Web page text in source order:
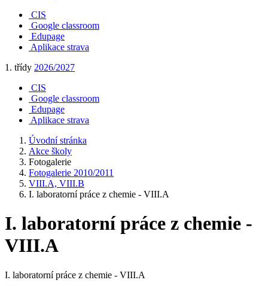
CIS
Google classroom
Edupage
Aplikace strava
1. třídy 2026/2027
CIS
Google classroom
Edupage
Aplikace strava
Úvodní stránka
Akce školy
Fotogalerie
Fotogalerie 2010/2011
VIII.A, VIII.B
I. laboratorní práce z chemie - VIII.A
I. laboratorní práce z chemie -
VIII.A
I. laboratorní práce z chemie - VIII.A